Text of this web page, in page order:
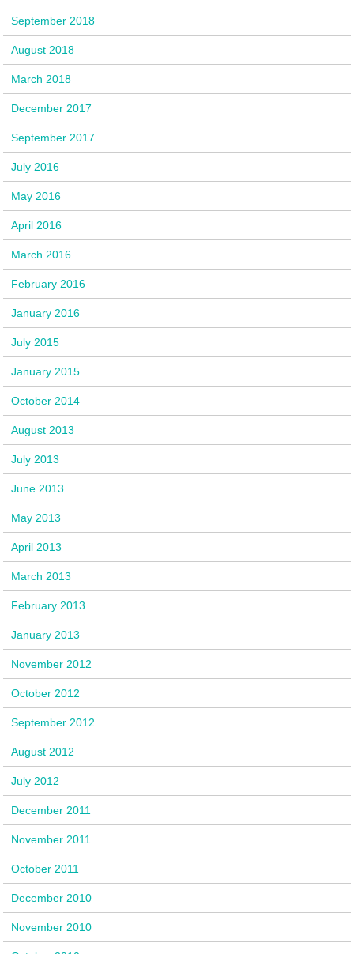
September 2018
August 2018
March 2018
December 2017
September 2017
July 2016
May 2016
April 2016
March 2016
February 2016
January 2016
July 2015
January 2015
October 2014
August 2013
July 2013
June 2013
May 2013
April 2013
March 2013
February 2013
January 2013
November 2012
October 2012
September 2012
August 2012
July 2012
December 2011
November 2011
October 2011
December 2010
November 2010